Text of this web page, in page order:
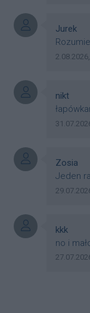
plastik
Autor
Jurek
Treść
teraz
Data
Autor
nikt
Treść
norma
Data
Autor
Zosia
Treść
Jeden
Data
Autor
kkk
Treść
no i
Data